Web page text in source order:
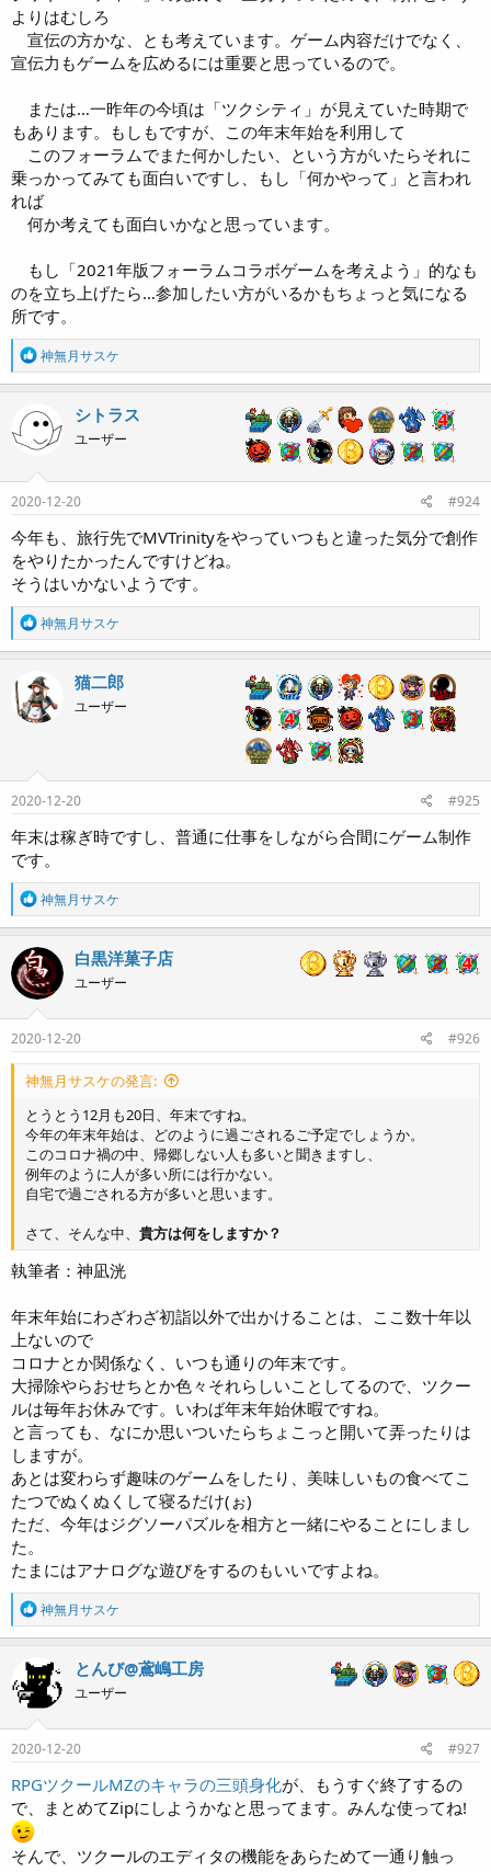
よりはむしろ
宣伝の方かな、とも考えています。ゲーム内容だけでなく、
宣伝力もゲームを広めるには重要と思っているので。
または…一昨年の今頃は「ツクシティ」が見えていた時期で
もあります。もしもですが、この年末年始を利用して
このフォーラムでまた何かしたい、という方がいたらそれに
乗っかってみても面白いですし、もし「何かやって」と言われ
れば
何か考えても面白いかなと思っています。
もし「2021年版フォーラムコラボゲームを考えよう」的なも
のを立ち上げたら…参加したい方がいるかもちょっと気になる
所です。
R
e
a
t
i
n
s
:
神無月サスケ
シトラス
ユーザー
2020-12-20 #924
今年も、旅行先でMVTrinityをやっていつもと違った気分で創作
をやりたかったんですけどね。
そうはいかないようです。
R
e
a
c
t
i
o
:
神無月サスケ
猫二郎
ユーザー
2020-12-20 #925
年末は稼ぎ時ですし、普通に仕事をしながら合間にゲーム制作
です。
R
e
a
c
t
i
o
n
s
神無月サスケ
白黒洋菓子店
ユーザー
2020-12-20 #926
神無月サスケの発言:
とうとう12月も20日、年末ですね。
今年の年末年始は、どのように過ごされるご予定でしょうか。
このコロナ禍の中、帰郷しない人も多いと聞きますし、
例年のように人が多い所には行かない。
自宅で過ごされる方が多いと思います。
さて、そんな中、 貴方は何をしますか？
執筆者：神凪洸
年末年始にわざわざ初詣以外で出かけることは、ここ数十年以
上ないので
コロナとか関係なく、いつも通りの年末です。
大掃除やらおせちとか色々それらしいことしてるので、ツクー
ルは毎年お休みです。いわば年末年始休暇ですね。
と言っても、なにか思いついたらちょこっと開いて弄ったりは
しますが。
あとは変わらず趣味のゲームをしたり、美味しいもの食べてこ
たつでぬくぬくして寝るだけ(ぉ)
ただ、今年はジグソーパズルを相方と一緒にやることにしまし
た。
たまにはアナログな遊びをするのもいいですよね。
R
e
a
t
o
n
s
神無月サスケ
とんび@鳶嶋工房
ユーザー
2020-12-20 #927
RPGツクールMZのキャラの三頭身化が、もうすぐ終了するの
で、まとめてZipにしようかなと思ってます。みんな使ってね!
そんで、ツクールのエディタの機能をあらためて一通り触っ